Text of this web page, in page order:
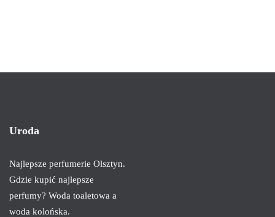
Uroda
Najlepsze perfumerie Olsztyn.
Gdzie kupić najlepsze
perfumy? Woda toaletowa a
woda kolońska.